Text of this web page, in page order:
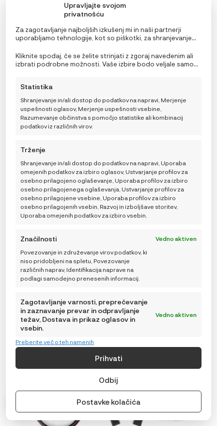
Upravljajte svojom
privatnošću
Za zagotavljanje najboljših izkušenj mi in naši partnerji
uporabljamo tehnologije, kot so piškotki, za shranjevanje
tehnologije nam in našim partnerjem omogoča obdelavo
osebnih podatkov, kot so vedenje pri brskanju ali edinstveni
identifikatorji na tem spletnem mestu. Neprivolitev ali
funkcije in funkcije.
Kliknite spodaj, če se želite strinjati z zgoraj navedenim ali
izbrati podrobne možnosti. Vaše izbire bodo veljale samo
uporabite preklopna stikala v pravilniku o piškotkih ali
kliknete gumb za upravljanje soglasja na dnu zaslona.
Statistika
Shranjevanje in/ali dostop do podatkov na napravi, Merjenje
uspešnosti oglasov, Merjenje uspešnosti vsebine,
Razumevanje občinstva s pomočjo statistike ali kombinacij
podatkov iz različnih virov.
Trženje
Shranjevanje in/ali dostop do podatkov na napravi, Uporaba
omejenih podatkov za izbiro oglasov, Ustvarjanje profilov za
osebno prilagojeno oglaševanje, Uporaba profilov za izbiro
osebno prilagojenega oglaševanja, Ustvarjanje profilov za
osebno prilagojene vsebine, Uporaba profilov za izbiro
osebno prilagojenih vsebin, Razvoj in izboljšave storitev,
Uporaba omejenih podatkov za izbiro vsebin.
Značilnosti
Vedno aktiven
Povezovanje in združevanje virov podatkov, ki
niso pridobljeni na spletu, Povezovanje
različnih naprav, Identifikacija naprave na
podlagi samodejno prenesenih informacij.
Zagotavljanje varnosti, preprečevanje
in zaznavanje prevar in odpravljanje
težav, Dostava in prikaz oglasov in
vsebin.
Vedno aktiven
Preberite več o teh namenih
Prihvati
Odbij
Postavke kolačića
DODAJ V KOŠARICO